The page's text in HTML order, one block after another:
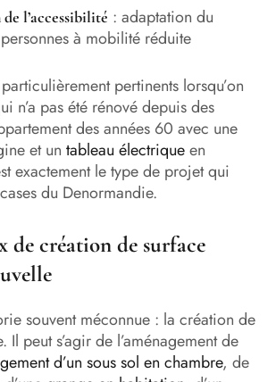
l’accessibilité : adaptation du
à mobilité réduite
pertinents lorsqu’on
n’a pas été rénové depuis des
des années 60 avec une
et un tableau électriqueen
exactement le type de projet qui
du Denormandie.
de création de surface
souvent méconnue : la création de
Il peut s’agir de l’aménagement de
d’un sous sol en chambre, de